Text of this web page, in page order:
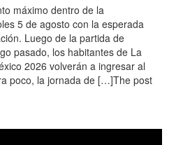
máximo dentro de la
5 de agosto con la esperada
Luego de la partida de
pasado, los habitantes de La
2026 volverán a ingresar al
poco, la jornada de […]The post